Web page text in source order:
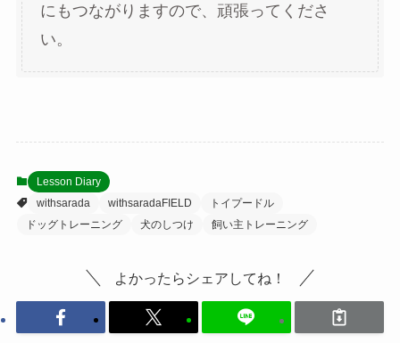
にもつながりますので、頑張ってくださ
い。
Lesson Diary
withsarada
withsaradaFIELD
トイプードル
ドッグトレーニング
犬のしつけ 飼い主トレーニング
よかったらシェアしてね！